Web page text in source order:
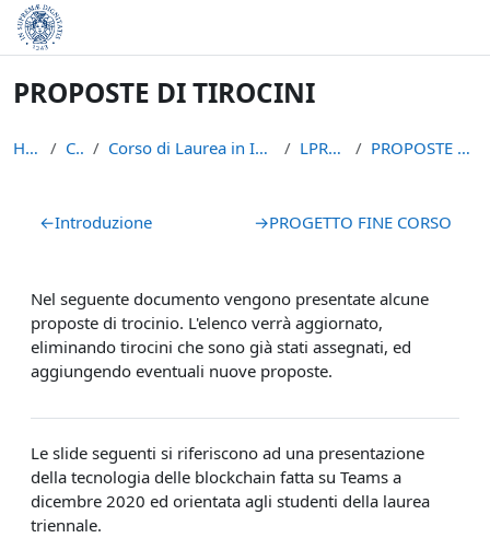
Vai al contenuto principale
PROPOSTE DI TIROCINI
Home Corsi Corso di Laurea in Informatica (L-31) LPR-A2021 PROPOSTE DI TIROCINI
Schema della sezione
←Introduzione →PROGETTO FINE CORSO
Nel seguente documento vengono presentate alcune
proposte di trocinio. L'elenco verrà aggiornato,
eliminando tirocini che sono già stati assegnati, ed
aggiungendo eventuali nuove proposte.
Le slide seguenti si riferiscono ad una presentazione
della tecnologia delle blockchain fatta su Teams a
dicembre 2020 ed orientata agli studenti della laurea
triennale.